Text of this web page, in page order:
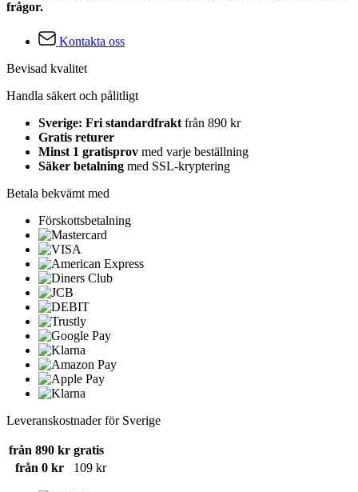
frågor.
Kontakta oss
Bevisad kvalitet
Handla säkert och pålitligt
Sverige: Fri standardfraktfrån 890 kr
Gratis returer
Minst 1 gratisprov med varje beställning
Säker betalning med SSL-kryptering
Betala bekvämt med
Förskottsbetalning
Leveranskostnader för Sverige
från 890 kr gratis
från 0 kr
109 kr